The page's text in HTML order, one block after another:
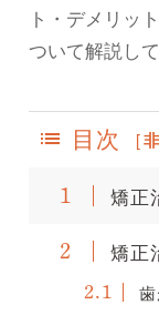
ト・デメリッ
ついて解説し
目次 [
1 矯正
2 矯正
2.1